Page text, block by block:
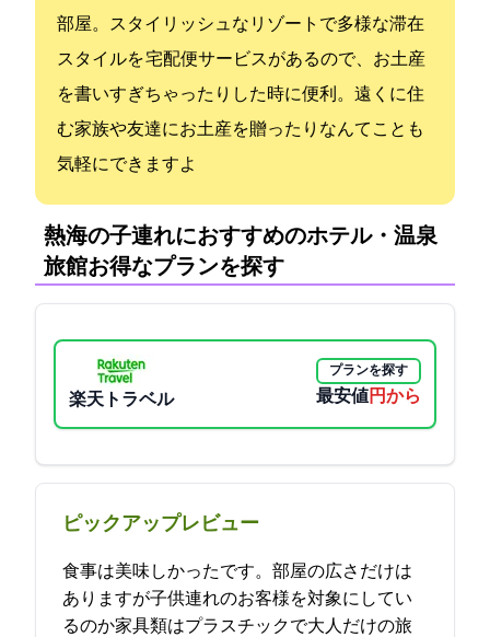
部屋。スタイリッシュなリゾートで多様な滞在
スタイルを 宅配便サービスがあるので、お土産
を書いすぎちゃったりした時に便利。遠くに住
む家族や友達にお土産を贈ったりなんてことも
気軽にできますよ
熱海の子連れにおすすめのホテル・温泉
旅館:お得なプランを探す
楽天トラベル
プランを探す
最安値21600円から
ピックアップレビュー
食事は美味しかったです。部屋の広さだけは
ありますが子供連れのお客様を対象にしてい
るのか家具類はプラスチックで大人だけの旅